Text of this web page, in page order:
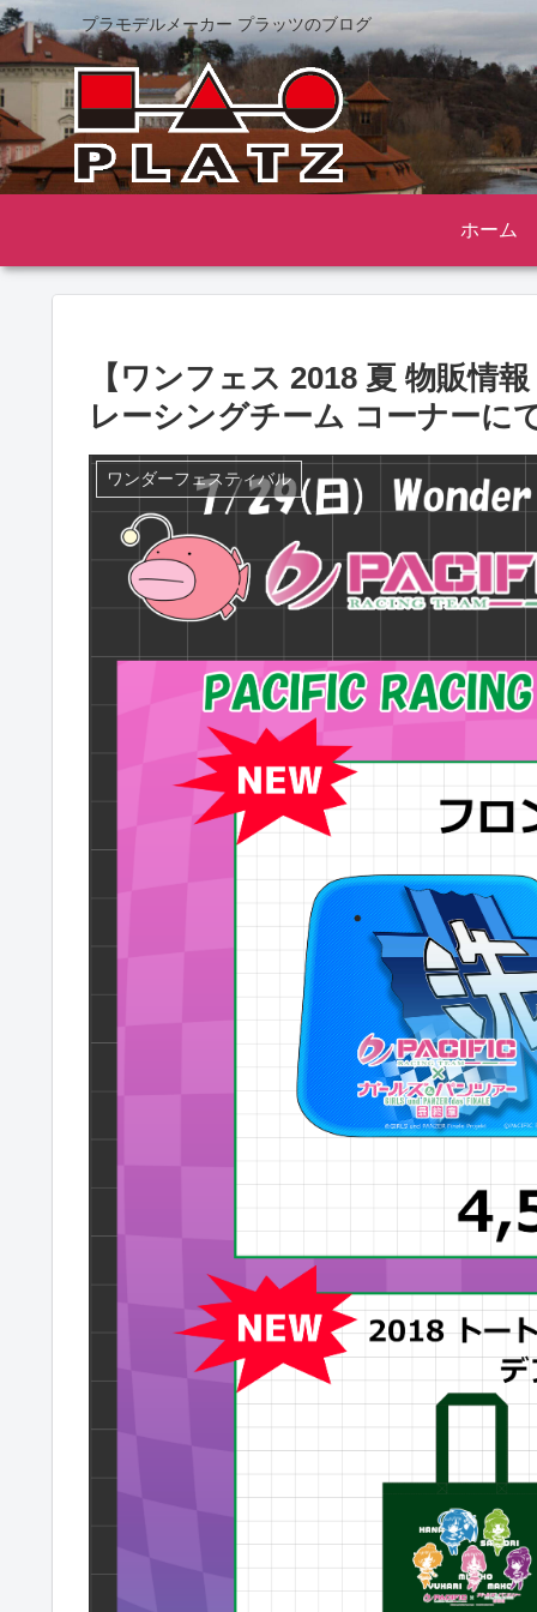
プラモデルメーカー プラッツのブログ
ホーム
【ワンフェス 2018 夏 物販情
レーシングチーム コーナーに
ワンダーフェスティバル